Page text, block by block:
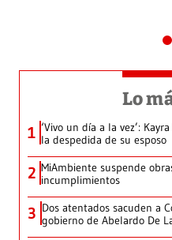
Lo
1 ‘Vivo un día a la vez’:
la despedida de su esposo
2 MiAmbiente suspende
incumplimientos
3 Dos atentados sacuden a
gobierno de Abelardo De